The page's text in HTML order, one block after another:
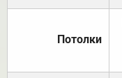
Потолки